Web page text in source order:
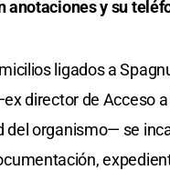
anotaciones y su
ligados a
director de Acceso
del organismo— se